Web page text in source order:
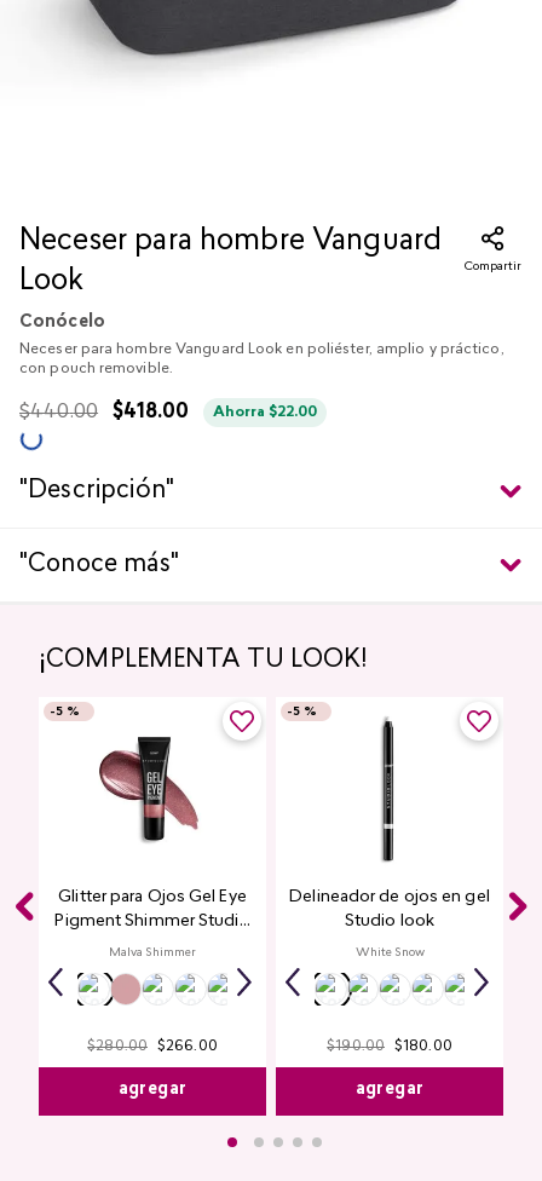
Neceser para hombre Vanguard
Look
Compartir
Conócelo
Neceser para hombre Vanguard Look en poliéster, amplio y práctico,
con pouch removible.
$440.00 $418.00 Ahorra$22.00
"Descripción"
"Conoce más"
¡COMPLEMENTA TU LOOK!
-5 %
Glitter para Ojos Gel Eye
Pigment Shimmer Studio
Look
Malva Shimmer
$280.00 $266.00
agregar
-5 %
Delineador de ojos en gel
Studio look
White Snow
$190.00 $180.00
agregar